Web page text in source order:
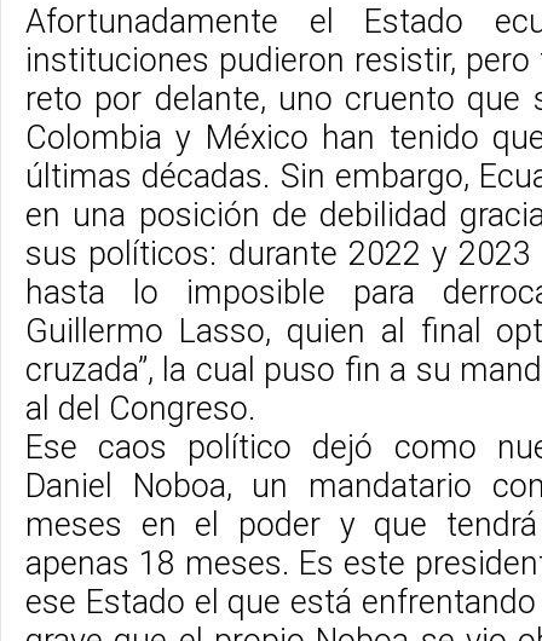
Afortunadamente el Estado
instituciones pudieron resistir,
reto por delante, uno cruento que
Colombia y México han tenido
últimas décadas. Sin embargo,
en una posición de debilidad
sus políticos: durante 2022 y
hasta lo imposible para
Guillermo Lasso, quien al final
cruzada”, la cual puso fin a su
al del Congreso.
Ese caos político dejó como
Daniel Noboa, un mandatario
meses en el poder y que
apenas 18 meses. Es este
ese Estado el que está